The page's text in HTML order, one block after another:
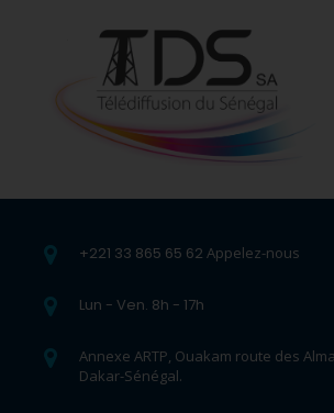
+221 33 865 65 62 Appelez-nous
Lun - Ven. 8h - 17h
Annexe ARTP, Ouakam route des
Dakar-Sénégal.